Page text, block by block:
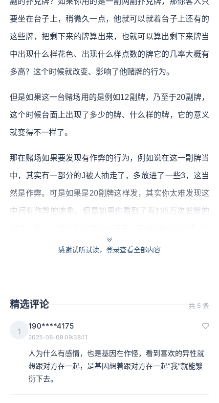
要坐在台子上，稍微久一点，他就可以就着台子上还有的
这些牌，把剩下来的牌算出来，也就可以算出剩下来牌当
中出现什么样花色、出现什么样点数的牌它的几率大概有
多高？这个时候就改变、影响了他赌牌的行为。
但是如果这一台赌场用的是例如12副牌，乃至于20副牌，
这个时候台面上出现了多少的牌、什么样的牌，它的意义
就变得不一样了。
那在赌场如果要发现有作弊的行为，例如说在这一副牌当
中，其实有一部分的J被人抽走了，多放进了一些3，这当
然是作弊。可是如果是20副牌这样发，其实你太难发现这
中间有作弊的迹象。但是如果你看到了有135万次发牌的
出现的几率那就会少很多。感谢试听试读，登录查看全部内容
精选评论 共 5 条
1
190****4175
2025-08-09 09:38:11
人为什么有感情，也是基因在作怪，看到喜欢的异性就
想跟对方在一起，是基因想着跟对方在一起“我”就能繁
衍下去。